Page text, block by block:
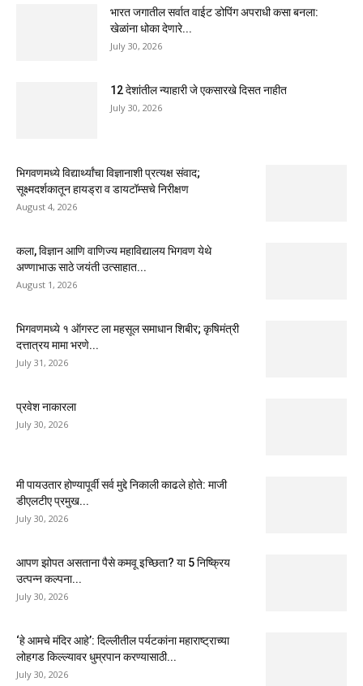
भारत जगातील सर्वात वाईट डोपिंग अपराधी कसा बनला:
खेळांना धोका देणारे...
July 30, 2026
12 देशांतील न्याहारी जे एकसारखे दिसत नाहीत
July 30, 2026
भिगवणमध्ये विद्यार्थ्यांचा विज्ञानाशी प्रत्यक्ष संवाद;
सूक्ष्मदर्शकातून हायड्रा व डायटॉम्सचे निरीक्षण
August 4, 2026
कला, विज्ञान आणि वाणिज्य महाविद्यालय भिगवण येथे
अण्णाभाऊ साठे जयंती उत्साहात...
August 1, 2026
भिगवणमध्ये १ ऑगस्ट ला महसूल समाधान शिबीर; कृषिमंत्री
दत्तात्रय मामा भरणे...
July 31, 2026
प्रवेश नाकारला
July 30, 2026
मी पायउतार होण्यापूर्वी सर्व मुद्दे निकाली काढले होते: माजी
डीएलटीए प्रमुख...
July 30, 2026
आपण झोपत असताना पैसे कमवू इच्छिता? या 5 निष्क्रिय
उत्पन्न कल्पना...
July 30, 2026
‘हे आमचे मंदिर आहे’: दिल्लीतील पर्यटकांना महाराष्ट्राच्या
लोहगड किल्ल्यावर धुम्रपान करण्यासाठी...
July 30, 2026